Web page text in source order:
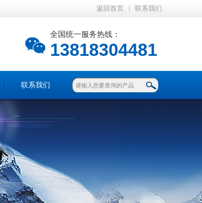
返回首页 联系我们
全国统一服务热线：
13818304481
联系我们